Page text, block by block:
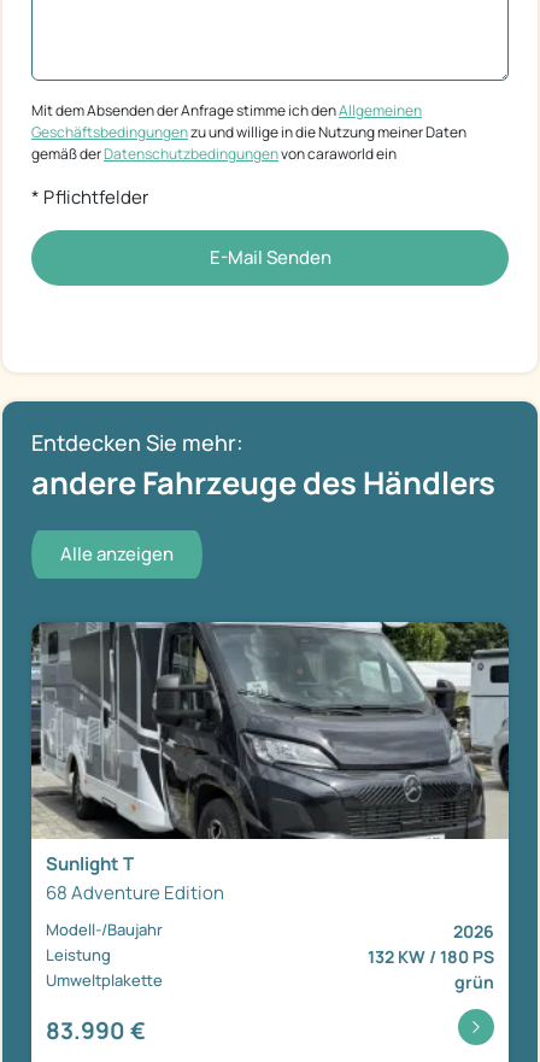
Mit dem Absenden der Anfrage stimme ich denAllgemeinen
Geschäftsbedingungenzu und willige in die Nutzung meiner Daten
gemäß derDatenschutzbedingungenvon caraworld ein
* Pflichtfelder
E-Mail Senden
Entdecken Sie mehr:
andere Fahrzeuge des Händlers
Alle anzeigen
Sunlight T
68 Adventure Edition
Modell-/Baujahr 2026
Leistung 132 KW / 180 PS
Umweltplakette grün
83.990 €